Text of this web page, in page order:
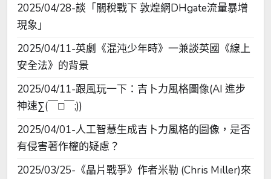
2025/04/28-談「關稅戰下 敦煌網DHgate流量暴增
現象」
2025/04/11-英劇《混沌少年時》一兼談英國《線上
安全法》的背景
2025/04/11-跟風玩一下：吉卜力風格圖像(AI 進步
神速∑(￣□￣;))
2025/04/01-人工智慧生成吉卜力風格的圖像，是否
有侵害著作權的疑慮？
2025/03/25-《晶片戰爭》作者米勒 (Chris Miller)來